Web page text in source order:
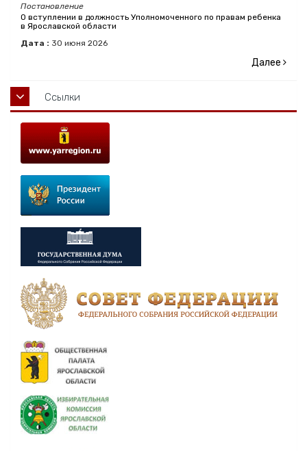
Постановление
О вступлении в должность Уполномоченного по правам ребенка
в Ярославской области
Дата : 30 июня 2026
Далее
Ссылки